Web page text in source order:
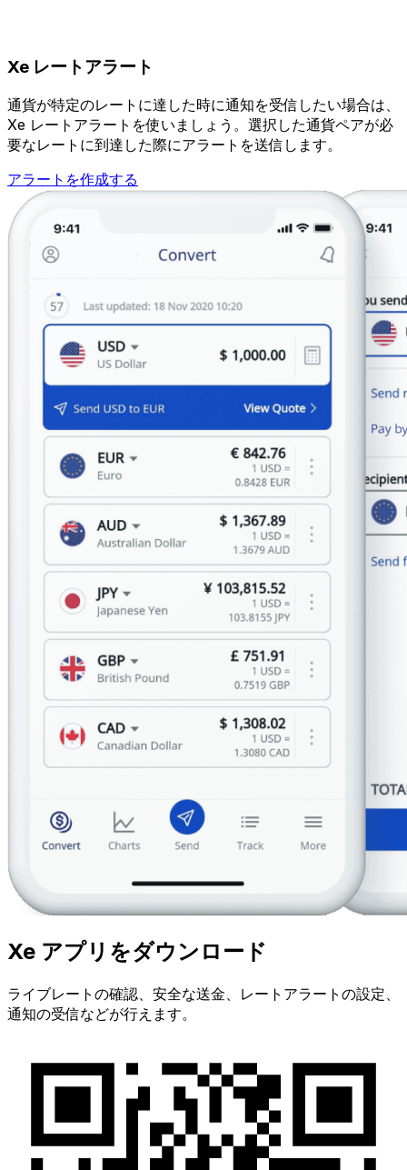
Xe レートアラート
通貨が特定のレートに達した時に通知を受信したい場合は、
Xe レートアラートを使いましょう。選択した通貨ペアが必
要なレートに到達した際にアラートを送信します。
アラートを作成する
Xe アプリをダウンロード
ライブレートの確認、安全な送金、レートアラートの設定、
通知の受信などが行えます。